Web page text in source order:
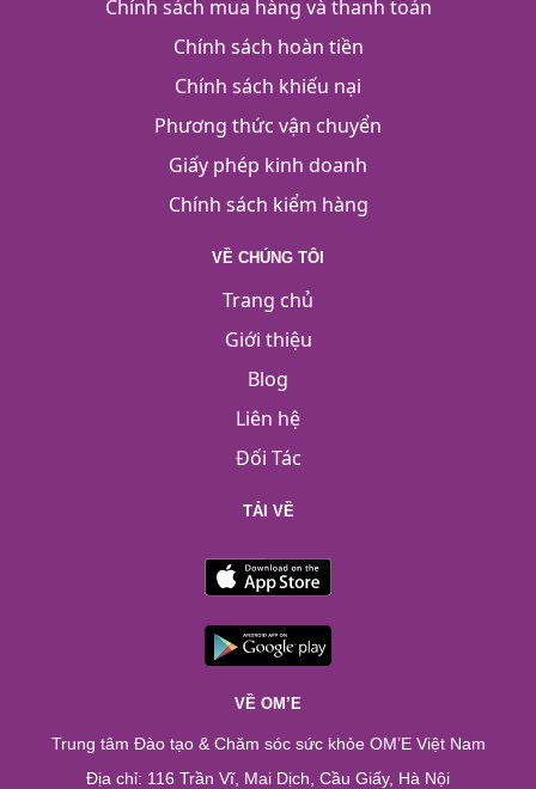
Chính sách mua hàng và thanh toán
Chính sách hoàn tiền
Chính sách khiếu nại
Phương thức vận chuyển
Giấy phép kinh doanh
Chính sách kiểm hàng
VỀ CHÚNG TÔI
Trang chủ
Giới thiệu
Blog
Liên hệ
Đối Tác
TẢI VỀ
VỀ OM’E
Trung tâm Đào tạo & Chăm sóc sức khỏe OM’E Việt Nam
Địa chỉ: 116 Trần Vĩ, Mai Dịch, Cầu Giấy, Hà Nội